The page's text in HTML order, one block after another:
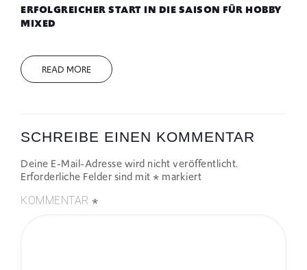
ERFOLGREICHER START IN DIE SAISON FÜR HOBBY
MIXED
READ MORE
SCHREIBE EINEN KOMMENTAR
Deine E-Mail-Adresse wird nicht veröffentlicht.
Erforderliche Felder sind mit * markiert
KOMMENTAR *